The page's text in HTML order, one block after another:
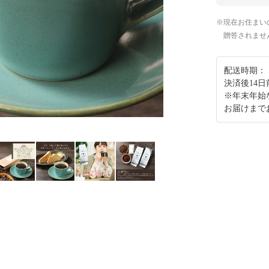
現在お住まい
贈答されませ
配送時期：
決済後14日
※年末年始
お届けまで